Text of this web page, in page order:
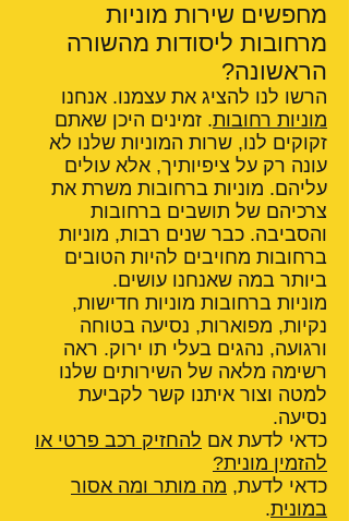
מחפשים שירות מוניות
מרחובות ליסודות מהשורה
הראשונה?
הרשו לנו להציג את עצמנו. אנחנו
מוניות רחובות. זמינים היכן שאתם
זקוקים לנו, שרות המוניות שלנו לא
עונה רק על ציפיותיך, אלא עולים
עליהם. מוניות ברחובות משרת את
צרכיהם של תושבים ברחובות
והסביבה. כבר שנים רבות, מוניות
ברחובות מחויבים להיות הטובים
ביותר במה שאנחנו עושים.
מוניות ברחובות מוניות חדישות,
נקיות, מפוארות, נסיעה בטוחה
ורגועה, נהגים בעלי תו ירוק. ראה
רשימה מלאה של השירותים שלנו
למטה וצור איתנו קשר לקביעת
נסיעה.
כדאי לדעת אם להחזיק רכב פרטי או
להזמין מונית?
כדאי לדעת, מה מותר ומה אסור
במונית.